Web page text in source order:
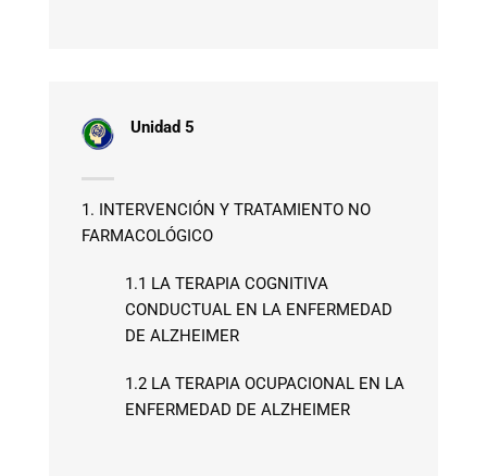
Unidad 5
1. INTERVENCIÓN Y TRATAMIENTO NO
FARMACOLÓGICO
1.1 LA TERAPIA COGNITIVA
CONDUCTUAL EN LA ENFERMEDAD
DE ALZHEIMER
1.2 LA TERAPIA OCUPACIONAL EN LA
ENFERMEDAD DE ALZHEIMER